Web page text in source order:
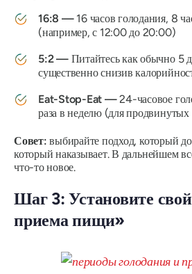
16:8 —16 часов голодания, 8
(например, с 12:00 до 20:00)
5:2 —Питайтесь как обычно 5
существенно снизив
Eat-Stop-Eat —24-часовое
раза в неделю (для продвинутых
Совет: выбирайте подход, который
который наказывает. В дальнейшем
что-то новое.
Шаг 3: Установите
приема пищи»